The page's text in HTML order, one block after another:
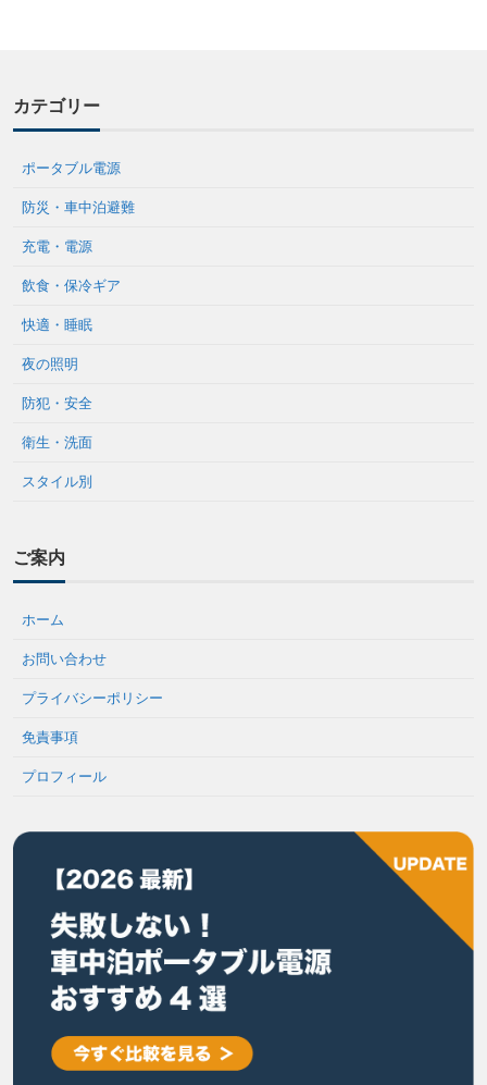
カテゴリー
ポータブル電源
防災・車中泊避難
充電・電源
飲食・保冷ギア
快適・睡眠
夜の照明
防犯・安全
衛生・洗面
スタイル別
ご案内
ホーム
お問い合わせ
プライバシーポリシー
免責事項
プロフィール